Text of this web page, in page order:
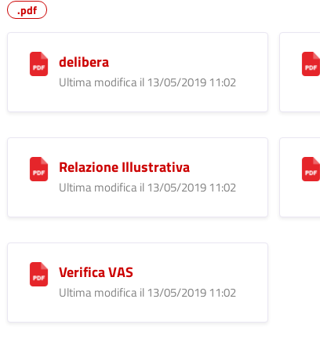
.pdf
delibera
Ultima modifica il 13/05/2019 11:02
Relazione Illustrativa
Ultima modifica il 13/05/2019 11:02
Verifica VAS
Ultima modifica il 13/05/2019 11:02